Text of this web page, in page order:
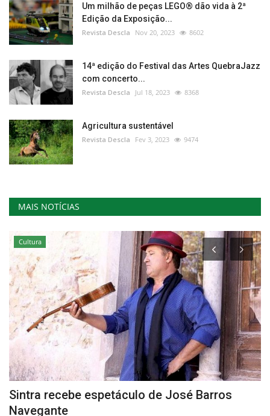
Um milhão de peças LEGO® dão vida à 2ª
Edição da Exposição...
Revista Descla Nov 20, 2023 8602
14ª edição do Festival das Artes QuebraJazz
com concerto...
Revista Descla Jul 18, 2023 8368
Agricultura sustentável
Revista Descla Fev 3, 2023 9474
MAIS NOTÍCIAS
Cultura
Sintra recebe espetáculo de José Barros
Navegante